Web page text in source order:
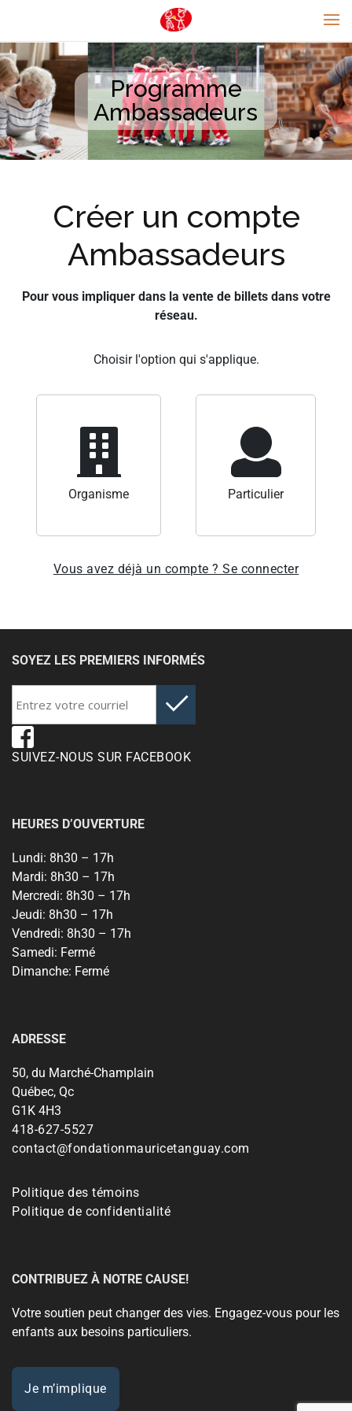
Programme
Ambassadeurs
Créer un compte
Ambassadeurs
Pour vous impliquer dans la vente de billets dans votre
réseau.
Choisir l'option qui s'applique.
Organisme Particulier
Vous avez déjà un compte ? Se connecter
SOYEZ LES PREMIERS INFORMÉS
SUIVEZ-NOUS SUR FACEBOOK
HEURES D’OUVERTURE
Lundi: 8h30 – 17h
Mardi: 8h30 – 17h
Mercredi: 8h30 – 17h
Jeudi: 8h30 – 17h
Vendredi: 8h30 – 17h
Samedi: Fermé
Dimanche: Fermé
ADRESSE
50, du Marché-Champlain
Québec, Qc
G1K 4H3
418-627-5527
contact@fondationmauricetanguay.com
Politique des témoins
Politique de confidentialité
CONTRIBUEZ À NOTRE CAUSE!
Votre soutien peut changer des vies. Engagez-vous pour les
enfants aux besoins particuliers.
Je m’implique